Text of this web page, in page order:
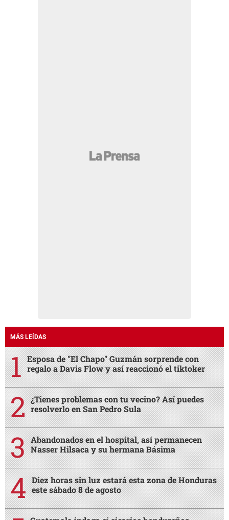
MÁS LEÍDAS
Esposa de "El Chapo" Guzmán sorprende con
regalo a Davis Flow y así reaccionó el tiktoker
¿Tienes problemas con tu vecino? Así puedes
resolverlo en San Pedro Sula
Abandonados en el hospital, así permanecen
Nasser Hilsaca y su hermana Básima
Diez horas sin luz estará esta zona de Honduras
este sábado 8 de agosto